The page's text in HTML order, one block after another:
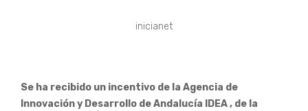
inicianet
Se ha recibido un incentivo de la Agencia de
Innovación y Desarrollo de Andalucía IDEA , de la